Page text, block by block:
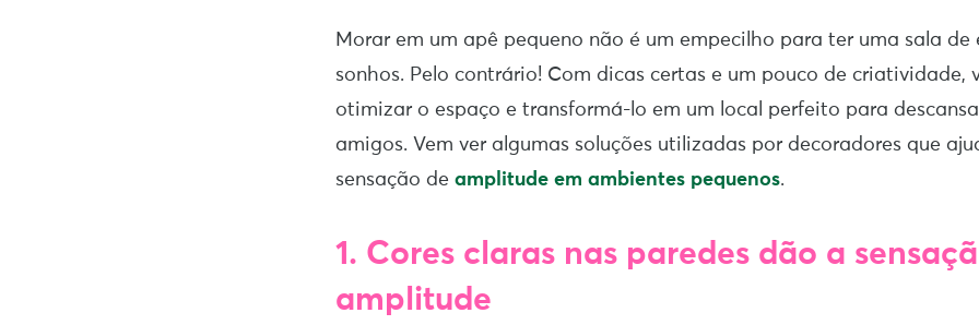
Morar em um apê pequeno não é um empecilho para ter uma sala de
sonhos. Pelo contrário! Com dicas certas e um pouco de criatividade,
otimizar o espaço e transformá-lo em um local perfeito para
amigos. Vem ver algumas soluções utilizadas por decoradores que
sensação de amplitude em ambientes pequenos.
1. Cores claras nas paredes dão a
amplitude